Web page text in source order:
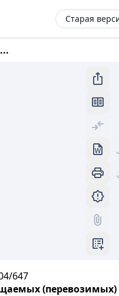
Старая
647
(перевозимых)